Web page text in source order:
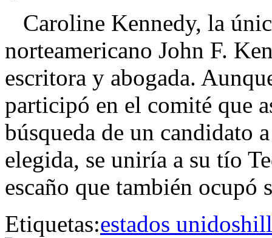
Caroline Kennedy, la
norteamericano John F.
escritora y abogada.
participó en el comité que
búsqueda de un candidato
elegida, se uniría a su tío
escaño que también
Etiquetas:estados unidos